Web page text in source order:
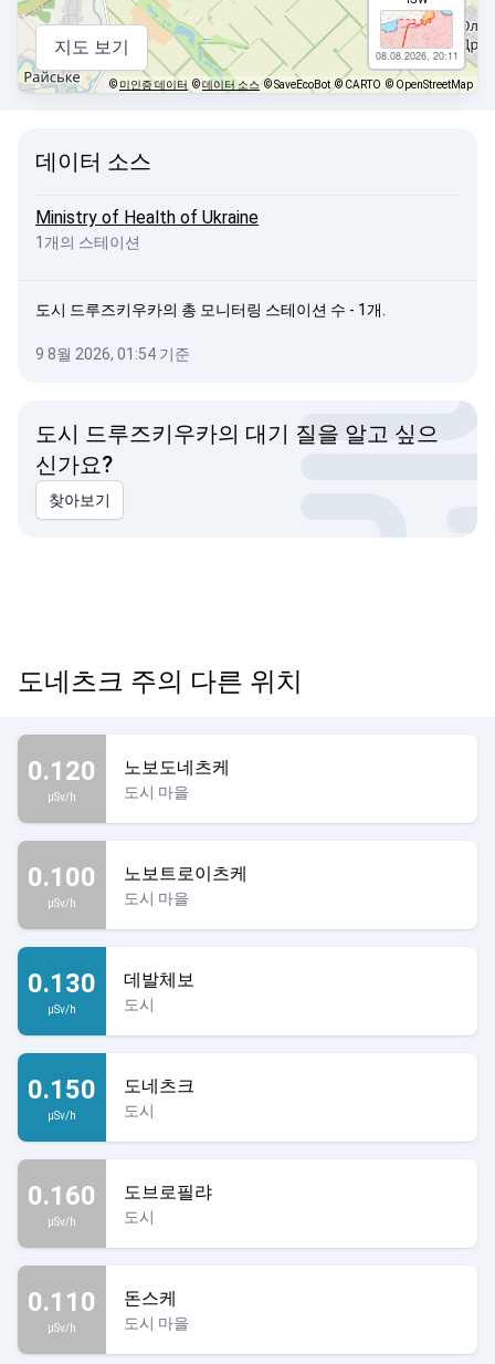
08.08.2026, 20:11
지도 보기
© 미인증 데이터 ©데이터 소스 © SaveEcoBot © CARTO © OpenStreetMap
데이터 소스
Ministry of Health of Ukraine
1개의 스테이션
도시 드루즈키우카의 총 모니터링 스테이션 수 - 1개.
9 8월 2026, 01:54 기준
도시 드루즈키우카의 대기 질을 알고 싶으
신가요?
찾아보기
도네츠크 주의 다른 위치
0.120
µSv/h
노보도네츠케
도시 마을
0.100
µSv/h
노보트로이츠케
도시 마을
0.130
µSv/h
데발체보
도시
0.150
µSv/h
도네츠크
도시
0.160
µSv/h
도브로필랴
도시
0.110
µSv/h
돈스케
도시 마을